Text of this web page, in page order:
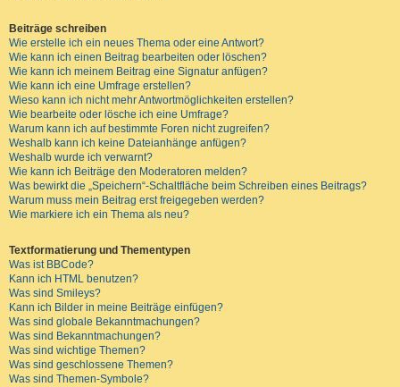
Beiträge schreiben
Wie erstelle ich ein neues Thema oder eine Antwort?
Wie kann ich einen Beitrag bearbeiten oder löschen?
Wie kann ich meinem Beitrag eine Signatur anfügen?
Wie kann ich eine Umfrage erstellen?
Wieso kann ich nicht mehr Antwortmöglichkeiten erstellen?
Wie bearbeite oder lösche ich eine Umfrage?
Warum kann ich auf bestimmte Foren nicht zugreifen?
Weshalb kann ich keine Dateianhänge anfügen?
Weshalb wurde ich verwarnt?
Wie kann ich Beiträge den Moderatoren melden?
Was bewirkt die „Speichern“-Schaltfläche beim Schreiben eines Beitrags?
Warum muss mein Beitrag erst freigegeben werden?
Wie markiere ich ein Thema als neu?
Textformatierung und Thementypen
Was ist BBCode?
Kann ich HTML benutzen?
Was sind Smileys?
Kann ich Bilder in meine Beiträge einfügen?
Was sind globale Bekanntmachungen?
Was sind Bekanntmachungen?
Was sind wichtige Themen?
Was sind geschlossene Themen?
Was sind Themen-Symbole?